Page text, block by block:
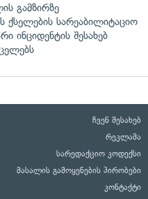
გამზირზე
ქსელების სარეაბილიტაციო
ინციდენტის შესახებ
ჩვენ შესახებ
რეკლამა
სარედაქციო კოდექსი
მასალის გამოყენების პირობები
კონტაქტი